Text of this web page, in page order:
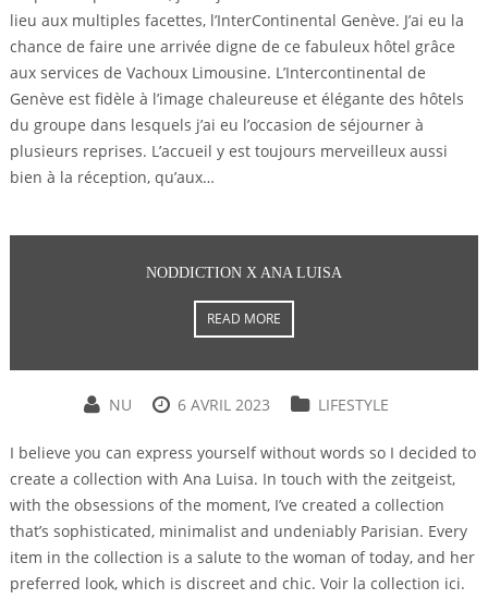
lieu aux multiples facettes, l’InterContinental Genève. J’ai eu la
chance de faire une arrivée digne de ce fabuleux hôtel grâce
aux services de Vachoux Limousine. L’Intercontinental de
Genève est fidèle à l’image chaleureuse et élégante des hôtels
du groupe dans lesquels j’ai eu l’occasion de séjourner à
plusieurs reprises. L’accueil y est toujours merveilleux aussi
bien à la réception, qu’aux…
NODDICTION X ANA LUISA
READ MORE
NU 6 AVRIL 2023 LIFESTYLE
I believe you can express yourself without words so I decided to
create a collection with Ana Luisa. In touch with the zeitgeist,
with the obsessions of the moment, I’ve created a collection
that’s sophisticated, minimalist and undeniably Parisian. Every
item in the collection is a salute to the woman of today, and her
preferred look, which is discreet and chic. Voir la collection ici.